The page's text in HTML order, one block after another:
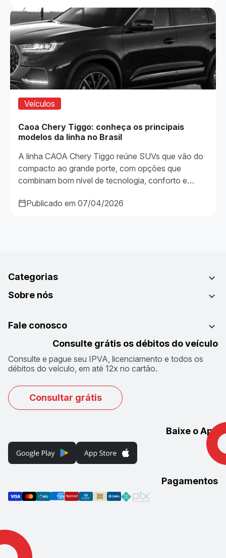
Veículos
Caoa Chery Tiggo: conheça os principais
modelos da linha no Brasil
A linha CAOA Chery Tiggo reúne SUVs que vão do
compacto ao grande porte, com opções que
combinam bom nível de tecnologia, conforto e…
Publicado em 07/04/2026
Categorias
Sobre nós
Fale conosco
Consulte grátis os débitos do veículo
Consulte e pague seu IPVA, licenciamento e todos os
débitos do veículo, em até 12x no cartão.
Consultar grátis
Baixe o App
Pagamentos